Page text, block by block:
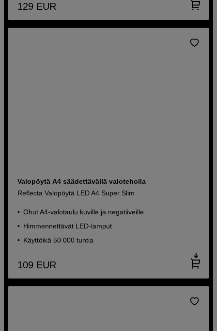
129 EUR
Valopöytä A4 säädettävällä valoteholla
Reflecta Valopöytä LED A4 Super Slim
Ohut A4-valotaulu kuville ja negatiiveille
Himmennettävät LED-lamput
Käyttöikä 50 000 tuntia
109 EUR